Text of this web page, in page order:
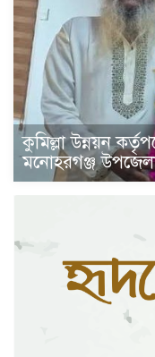
কুমিল্লা উন্নয়ন
মনোহরগঞ্জ